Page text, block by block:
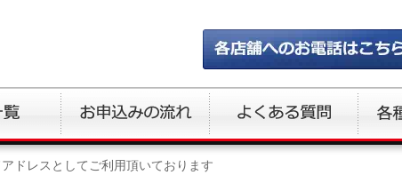
ドレスとしてご利用頂いております